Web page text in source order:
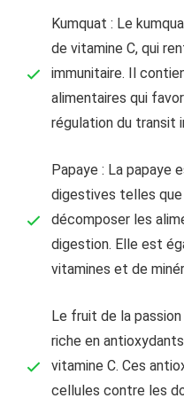
Kumquat : Le
de vitamine C, qui
immunitaire. Il
alimentaires qui
régulation du transit
Papaye : La papaye
digestives telles que
décomposer les
digestion. Elle est
vitamines et de
Le fruit de la
riche en
vitamine C. Ces
cellules contre les